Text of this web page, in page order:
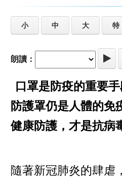
小 中 大 特
朗讀：
口罩是防疫的重要
防護罩仍是人體的免
健康防護，才是抗病
隨著新冠肺炎的肆虐